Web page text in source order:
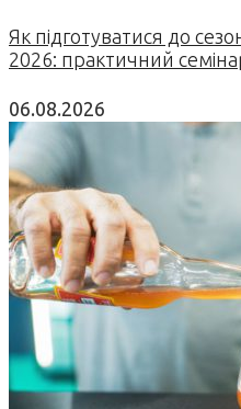
Як підготуватися до
2026: практичний
06.08.2026